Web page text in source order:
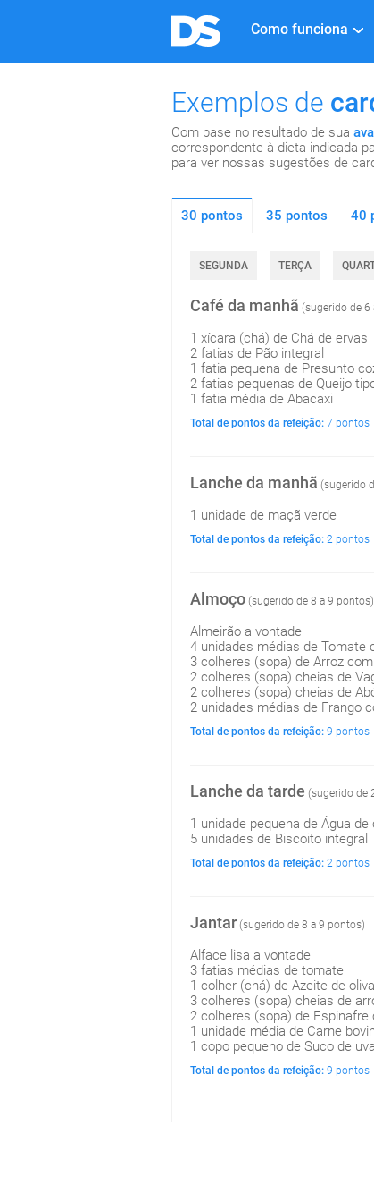
Como funciona
Exemplos de
Com base no resultado de sua
correspondente à dieta indicada
para ver nossas sugestões de
30 pontos 35 pontos 40
SEGUNDA TERÇA
Café da manhã (sugerido de 6
1 xícara (chá) de Chá de ervas
2 fatias de Pão integral
1 fatia pequena de Presunto
2 fatias pequenas de Queijo
1 fatia média de Abacaxi
Total de pontos da refeição: 7 pontos
Lanche da manhã (sugerido
1 unidade de maçã verde
Total de pontos da refeição: 2 pontos
Almoço (sugerido de 8 a 9 pontos)
Almeirão a vontade
4 unidades médias de Tomate
3 colheres (sopa) de Arroz
2 colheres (sopa) cheias de
2 colheres (sopa) cheias de
2 unidades médias de Frango
Total de pontos da refeição: 9 pontos
Lanche da tarde (sugerido de
1 unidade pequena de Água de
5 unidades de Biscoito integral
Total de pontos da refeição: 2 pontos
Jantar (sugerido de 8 a 9 pontos)
Alface lisa a vontade
3 fatias médias de tomate
1 colher (chá) de Azeite de oliva
3 colheres (sopa) cheias de
2 colheres (sopa) de Espinafre
1 unidade média de Carne
1 copo pequeno de Suco de
Total de pontos da refeição: 9 pontos